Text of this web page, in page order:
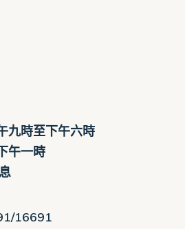
九時至下午六時
午一時
16691